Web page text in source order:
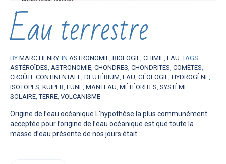
Eau terrestre
BY MARC HENRY IN ASTRONOMIE, BIOLOGIE, CHIMIE, EAU TAGS
ASTÉROÏDES, ASTRONOMIE, CHONDRES, CHONDRITES, COMÈTES,
CROÛTE CONTINENTALE, DEUTÉRIUM, EAU, GÉOLOGIE, HYDROGÈNE,
ISOTOPES, KUIPER, LUNE, MANTEAU, MÉTÉORITES, SYSTÈME
SOLAIRE,TERRE, VOLCANISME
Origine de l’eau océanique L’hypothèse la plus communément
acceptée pour l’origine de l’eau océanique est que toute la
masse d’eau présente de nos jours était...